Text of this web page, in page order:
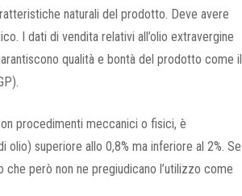
naturali del prodotto. Deve avere
I dati di vendita relativi all’olio extravergine
qualità e bontà del prodotto come il
procedimenti meccanici o fisici, è
superiore allo 0,8% ma inferiore al 2%. Se
però non ne pregiudicano l’utilizzo come